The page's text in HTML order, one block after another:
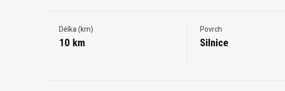
Délka (km)
10 km
Povrch
Silnice